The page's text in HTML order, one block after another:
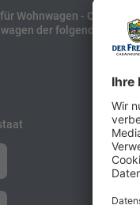
Wohnwagen - Caravans
der folgenden